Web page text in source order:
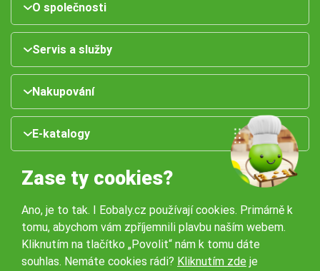
O společnosti
Servis a služby
Nakupování
E-katalogy
Naše pobočky:
Zase ty cookies?
Ano, je to tak. I Eobaly.cz používají cookies. Primárně k
tomu, abychom vám zpříjemnili plavbu naším webem.
Kliknutím na tlačítko „Povolit“ nám k tomu dáte
souhlas. Nemáte cookies rádi? Kliknutím zde je